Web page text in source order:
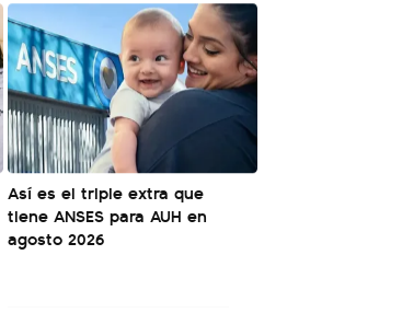
Así es el triple extra que
tiene ANSES para AUH en
agosto 2026